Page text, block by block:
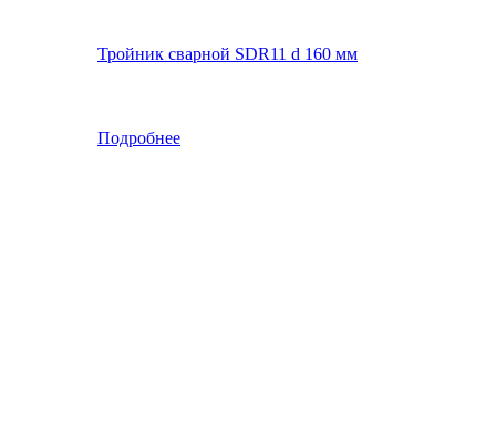
Тройник сварной SDR11 d 160 мм
Подробнее